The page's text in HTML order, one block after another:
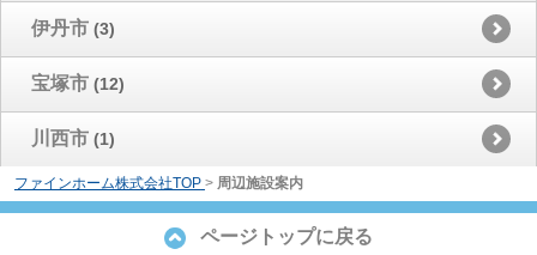
伊丹市 (3)
宝塚市 (12)
川西市 (1)
ファインホーム株式会社TOP > 周辺施設案内
ページトップに戻る